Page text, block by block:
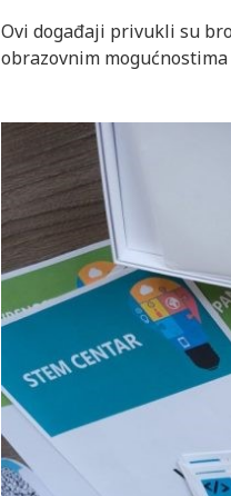
Ovi događaji privukli su
obrazovnim